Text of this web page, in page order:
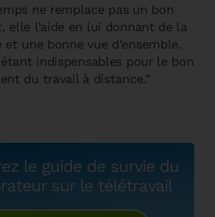
ne remplace pas un bon
elle l’aide en lui donnant de la
et une bonne vue d’ensemble.
indispensables pour le bon
du travail à distance.”
le guide de survie du
sur le télétravail